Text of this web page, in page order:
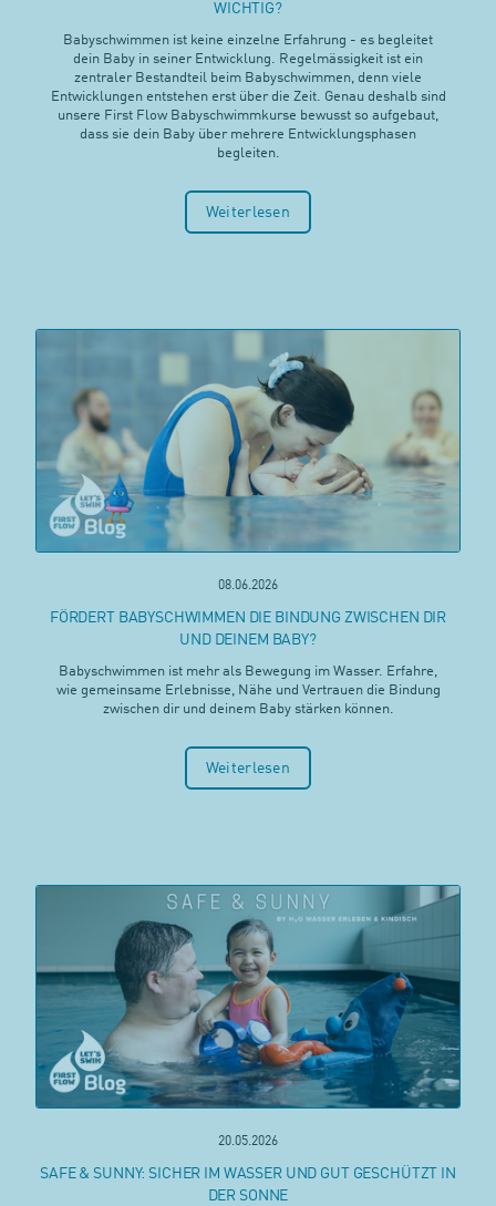
WICHTIG?
Babyschwimmen ist keine einzelne Erfahrung - es begleitet
dein Baby in seiner Entwicklung. Regelmässigkeit ist ein
zentraler Bestandteil beim Babyschwimmen, denn viele
Entwicklungen entstehen erst über die Zeit. Genau deshalb sind
unsere First Flow Babyschwimmkurse bewusst so aufgebaut,
dass sie dein Baby über mehrere Entwicklungsphasen
begleiten.
Weiterlesen
08.06.2026
FÖRDERT BABYSCHWIMMEN DIE BINDUNG ZWISCHEN DIR
UND DEINEM BABY?
Babyschwimmen ist mehr als Bewegung im Wasser. Erfahre,
wie gemeinsame Erlebnisse, Nähe und Vertrauen die Bindung
zwischen dir und deinem Baby stärken können.
Weiterlesen
20.05.2026
SAFE & SUNNY: SICHER IM WASSER UND GUT GESCHÜTZT IN
DER SONNE